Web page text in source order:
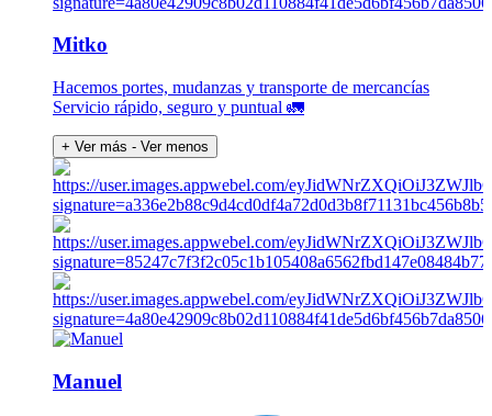
Mitko
Hacemos portes, mudanzas y transporte de mercancías
Servicio rápido, seguro y puntual 🚛
+ Ver más - Ver menos
Manuel